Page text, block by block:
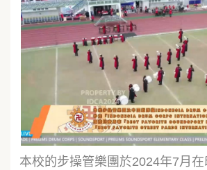
本校的步操管樂團於2024年7月